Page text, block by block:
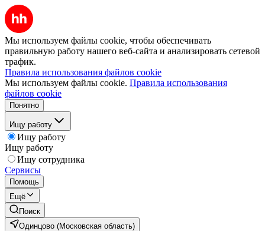
Мы используем файлы cookie, чтобы обеспечивать
правильную работу нашего веб-сайта и анализировать сетевой
трафик.
Правила использования файлов cookie
Мы используем файлы cookie. Правила использования
файлов cookie
Понятно
Ищу работу
Ищу работу
Ищу работу
Ищу сотрудника
Сервисы
Помощь
Ещё
Поиск
Одинцово (Московская область)